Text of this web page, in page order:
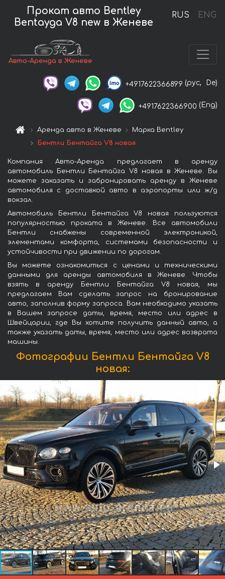
RUS ENG
Прокат авто Bentley
Bentayga V8 new в Женеве
Авто-Аренда в Женеве
+4917622366899 (рус, De)
+4917622366900 (Eng)
Аренда авто в Женеве
Марка Bentley
Бентли Бентайга V8 новая
Компания Авто-Аренда предлагает в аренду
автомобиль Бентли Бентайга V8 новая в Женеве. Вы
можете заказать и забронировать аренду в Женеве
автомобиля с доставкой авто в аэропорты или ж/д
вокзал.
Автомобиль Бентли Бентайга V8 новая пользуются
популярностью проката в Женеве. Все автомобили
Бентли снабжены современной электроникой,
элементами комфорта, системами безопасности и
устойчивости при движении по дорогам.
Вы можете ознакомиться с ценами и техническими
данными для аренды автомобиля в Женеве. Чтобы
взять в аренду Бентли Бентайга V8 новая, мы
предлагаем Вам сделать запрос на бронирование
авто, заполнив форму запроса. Вам необходимо указать
в Вашем запросе даты, время, место или адрес в
Швейцарии, где Вы хотите получить данный авто, а
также указать даты, время, место или адрес возврата
машины.
Фотографии Бентли Бентайга V8
новая: